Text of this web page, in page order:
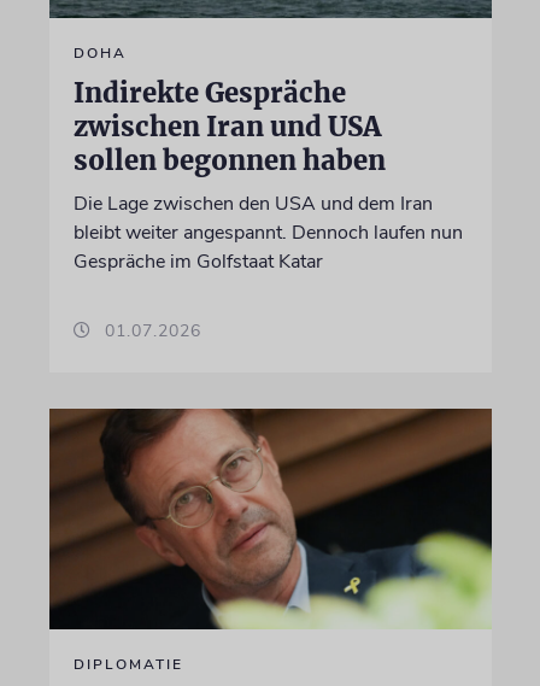
DOHA
Indirekte Gespräche
zwischen Iran und USA
sollen begonnen haben
Die Lage zwischen den USA und dem Iran
bleibt weiter angespannt. Dennoch laufen nun
Gespräche im Golfstaat Katar
01.07.2026
DIPLOMATIE